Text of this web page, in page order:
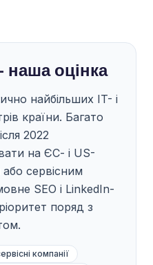
наша оцінка
найбільших IT- і
країни. Багато
2022
на ЄС- і US-
сервісним
SEO і LinkedIn-
поряд з
компанії